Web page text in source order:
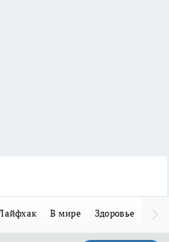
В мире Здоровье